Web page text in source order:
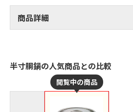
商品詳細
半寸胴鍋の人気商品との比較